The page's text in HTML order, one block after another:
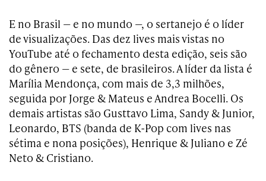
E no Brasil — e no mundo —, o sertanejo é o líder
de visualizações. Das dez lives mais vistas no
YouTube até o fechamento desta edição, seis são
do gênero — e sete, de brasileiros. A líder da lista é
Marília Mendonça, com mais de 3,3 milhões,
seguida por Jorge & Mateus e Andrea Bocelli. Os
demais artistas são Gusttavo Lima, Sandy & Junior,
Leonardo, BTS (banda de K-Pop com lives nas
sétima e nona posições), Henrique & Juliano e Zé
Neto & Cristiano.